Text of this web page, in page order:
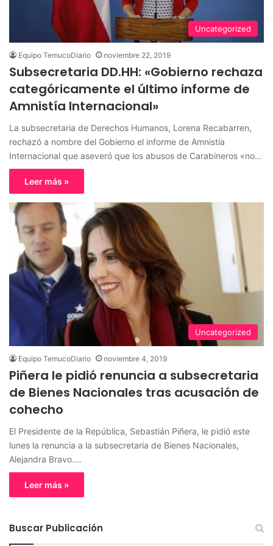
Uncategorized
Equipo TemucoDiario noviembre 22, 2019
Subsecretaria DD.HH: «Gobierno rechaza
categóricamente el último informe de
Amnistía Internacional»
La subsecretaria de Derechos Humanos, Lorena Recabarren,
rechazó a nombre del Gobierno el informe de Amnistía
Internacional que aseveró que los abusos de Carabineros «no…
Leer más »
Uncategorized
Equipo TemucoDiario noviembre 4, 2019
Piñera le pidió renuncia a subsecretaria
de Bienes Nacionales tras acusación de
cohecho
El Presidente de la República, Sebastián Piñera, le pidió este
lunes la renuncia a la subsecretaria de Bienes Nacionales,
Alejandra Bravo.…
Leer más »
Buscar Publicación